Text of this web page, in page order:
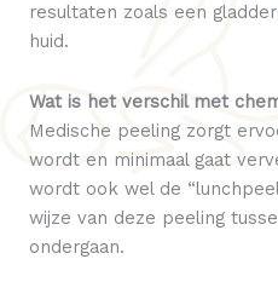
resultaten zoals een
huid.
Wat is het verschil met
Medische peeling zorgt
wordt en minimaal gaat
wordt ook wel de
wijze van deze peeling
ondergaan.